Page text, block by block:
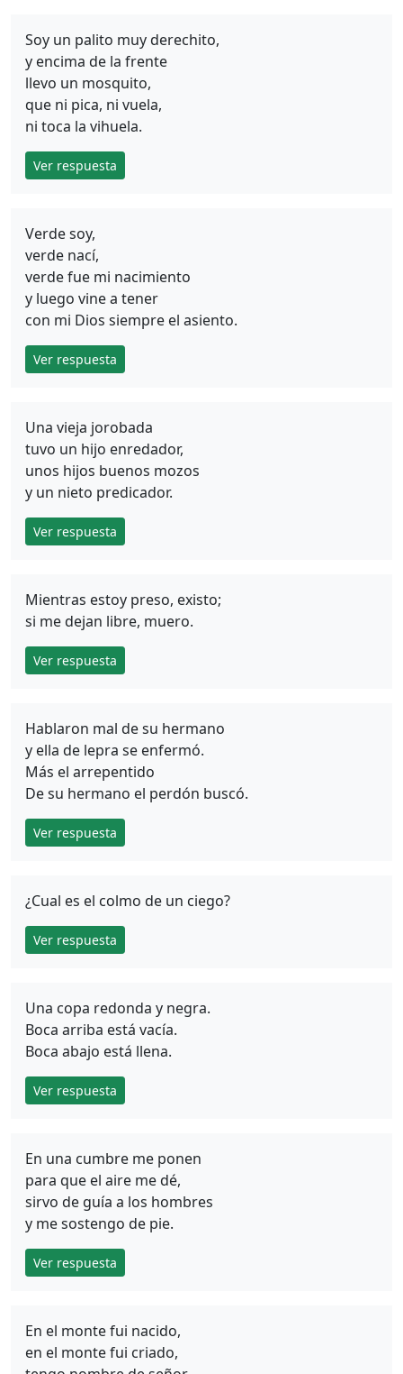
Soy un palito muy derechito,
y encima de la frente
llevo un mosquito,
que ni pica, ni vuela,
ni toca la vihuela.
Ver respuesta
Verde soy,
verde nací,
verde fue mi nacimiento
y luego vine a tener
con mi Dios siempre el asiento.
Ver respuesta
Una vieja jorobada
tuvo un hijo enredador,
unos hijos buenos mozos
y un nieto predicador.
Ver respuesta
Mientras estoy preso, existo;
si me dejan libre, muero.
Ver respuesta
Hablaron mal de su hermano
y ella de lepra se enfermó.
Más el arrepentido
De su hermano el perdón buscó.
Ver respuesta
¿Cual es el colmo de un ciego?
Ver respuesta
Una copa redonda y negra.
Boca arriba está vacía.
Boca abajo está llena.
Ver respuesta
En una cumbre me ponen
para que el aire me dé,
sirvo de guía a los hombres
y me sostengo de pie.
Ver respuesta
En el monte fui nacido,
en el monte fui criado,